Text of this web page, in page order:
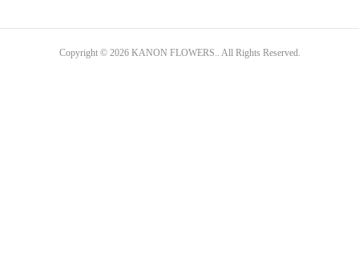
Copyright © 2026 KANON FLOWERS.. All Rights Reserved.